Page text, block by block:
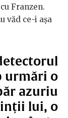
Franzen.
văd ce-i așa
urmări o
azuriu
lui, o